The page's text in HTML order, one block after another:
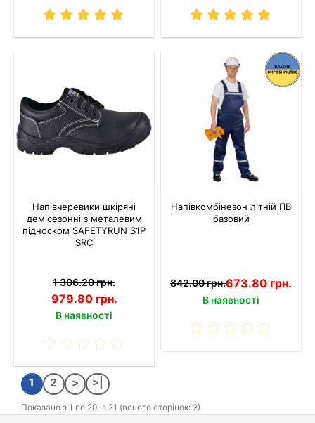
Напівчеревики шкіряні
демісезонні з металевим
підноском SAFETYRUN S1P
SRC
979.80 грн.
1 306.20 грн.
В наявності
Напівкомбінезон літній ПВ
базовий
673.80 грн.
842.00 грн.
В наявності
1 2 > >|
Показано з 1 по 20 із 21 (всього сторінок: 2)